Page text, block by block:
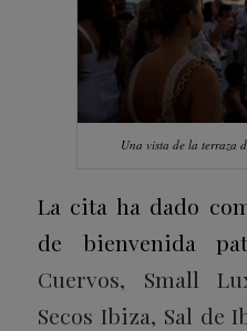
Una vista de la terraza
La cita ha dado
de bienvenida
Cuervos, Small
Secos Ibiza, Sal de